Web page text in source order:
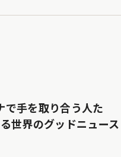
で手を取り合う人た
世界のグッドニュース